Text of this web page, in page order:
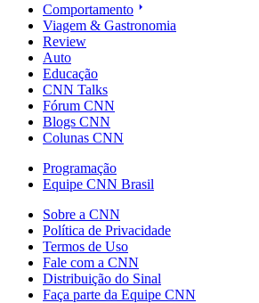
Comportamento
Viagem & Gastronomia
Review
Auto
Educação
CNN Talks
Fórum CNN
Blogs CNN
Colunas CNN
Programação
Equipe CNN Brasil
Sobre a CNN
Política de Privacidade
Termos de Uso
Fale com a CNN
Distribuição do Sinal
Faça parte da Equipe CNN